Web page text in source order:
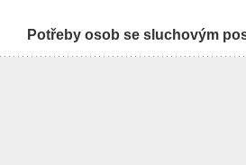
Potřeby osob se sluchovým